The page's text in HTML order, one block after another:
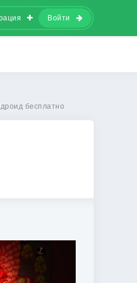
Войти
бесплатно